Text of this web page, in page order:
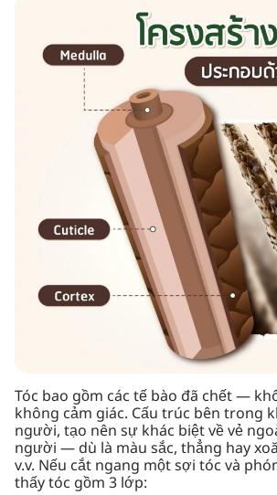
Tóc bao gồm các tế bào đã chết —
không cảm giác. Cấu trúc bên trong
người, tạo nên sự khác biệt về vẻ
người — dù là màu sắc, thẳng hay
v.v. Nếu cắt ngang một sợi tóc và
thấy tóc gồm 3 lớp: